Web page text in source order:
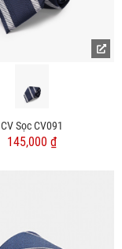
CV Sọc CV091
145,000 ₫